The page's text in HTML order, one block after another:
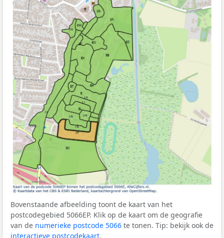
Bovenstaande afbeelding toont de kaart van het
postcodegebied 5066EP. Klik op de kaart om de geografie
van de numerieke postcode 5066 te tonen. Tip: bekijk ook de
interactieve postcodekaart.